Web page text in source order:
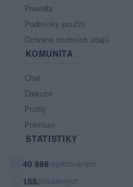
Pravidla
Podmínky použití
Ochrana osobních údajů
KOMUNITA
Chat
Diskuze
Profily
Premium
STATISTIKY
40 988registrovaných
155přihlášených